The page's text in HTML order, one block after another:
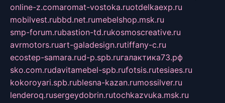
online-z.comaromat-vostoka.ruotdelkaexp.ru
mobilvest.rubbd.net.rumebelshop.msk.ru
smp-forum.rubastion-td.rukosmoscreative.ru
avrmotors.ruart-galadesign.rutiffany-c.ru
ecostep-samara.rud-p.spb.ruгалактика73.рф
sko.com.rudavitamebel-spb.rufotsis.rutesiaes.ru
kokoroyari.spb.rublesna-kazan.rumossilver.ru
lenderoq.rusergeydobrin.rutochkazvuka.msk.ru